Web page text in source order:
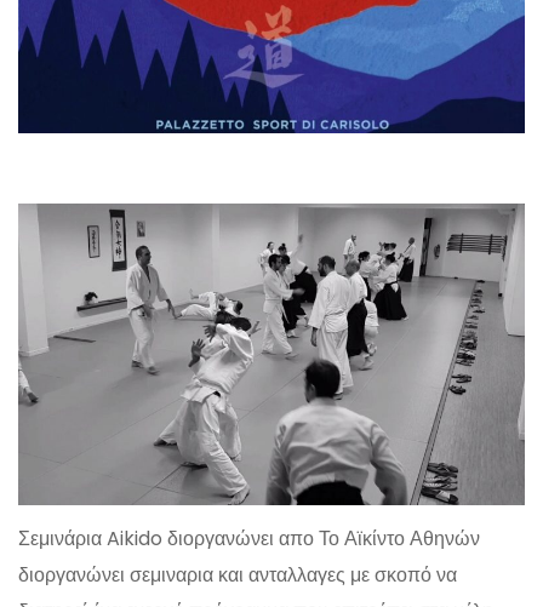
Σεμινάρια Aikido διοργανώνει απο Το Αϊκίντο Αθηνών
διοργανώνει σεμιναρια και ανταλλαγες με σκοπό να